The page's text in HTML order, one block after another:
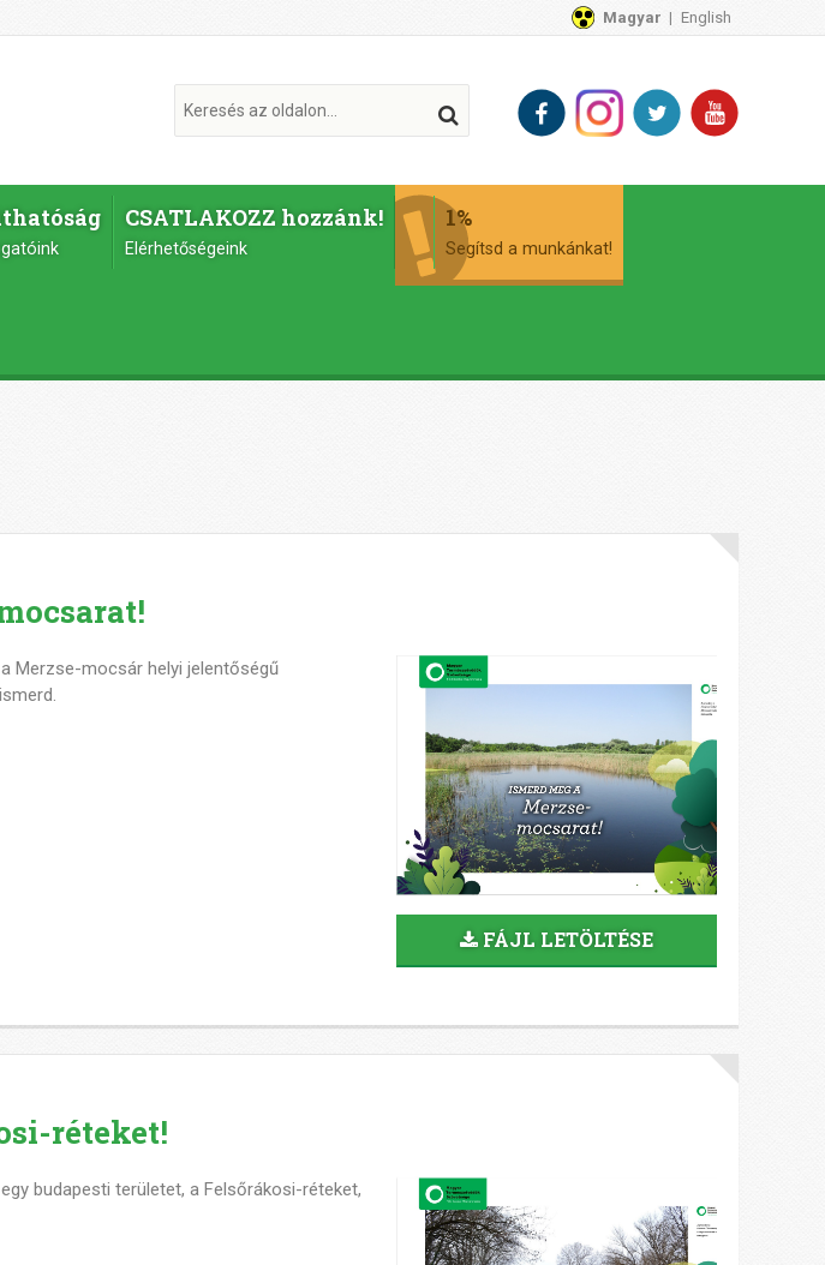
Magyar English
CSATLAKOZZ hozzánk!
Elérhetőségeink
1%
Segítsd a munkánkat!
Merzse-mocsár helyi jelentőségű
FÁJL LETÖLTÉSE
réteket!
budapesti területet, a Felsőrákosi-réteket,